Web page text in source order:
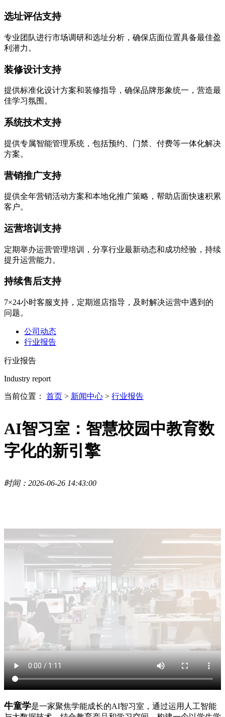
选址评估支持
专业团队进行市场调研和选址分析，确保店面位置具备最佳盈
利潜力。
装修设计支持
提供标准化设计方案和装修指导，确保品牌形象统一，营造最
佳学习氛围。
系统技术支持
提供专属智能管理系统，包括预约、门禁、付费等一体化解决
方案。
营销推广支持
提供全年营销活动方案和本地化推广策略，帮助店面快速积累
客户。
运营培训支持
定期举办运营管理培训，分享行业最新动态和成功经验，持续
提升运营能力。
持续售后支持
7×24小时客服支持，定期巡店指导，及时解决运营中遇到的
问题。
公司动态
行业报告
行业报告
Industry report
当前位置： 首页 > 新闻中心 > 行业报告
AI智习室：智慧校园中教育数
字化的新引擎
时间：2026-06-26 14:43:00
牛童学是一家聚焦学能成长的AI智习室，通过运用人工智能